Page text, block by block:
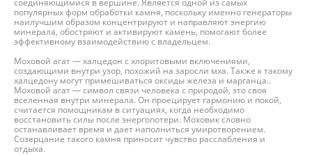
соединяющимися в вершине. Является одной из самых
популярных форм обработки камня, поскольку именно генераторы
наилучшим образом концентрируют и направляют энергию
минерала, обостряют и активируют камень, помогают более
эффективному взаимодействию с владельцем.
Моховой агат — халцедон с хлоритовыми включениями,
создающими внутри узор, похожий на заросли мха. Также к такому
халцедону могут примешиваться оксиды железа и марганца..
Моховой агат — символ связи человека с природой, это своя
вселенная внутри минерала. Он проецирует гармонию и покой,
считается помощникам в ситуациях, когда необходимо
восстановить силы после энергопотери. Моховик словно
останавливает время и дает наполниться умиротворением.
Созерцание такого камня приносит чувство расслабления и
отдыха.